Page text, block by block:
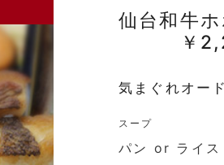
仙台和牛
￥
気まぐれオー
スープ
パン or ライス